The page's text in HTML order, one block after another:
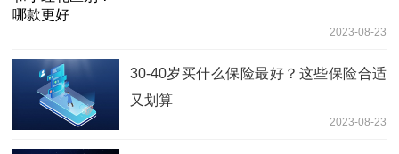
2023-08-23
30-40岁买什么保险最好？这些保险合适
又划算
2023-08-23